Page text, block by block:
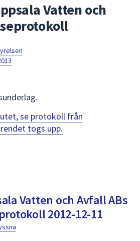
sökfältet
kommer
sökförslag
för
att
navigera
för
att
Vatten och
se protokoll från
togs upp.
Vatten och Avfall ABs
2012-12-11